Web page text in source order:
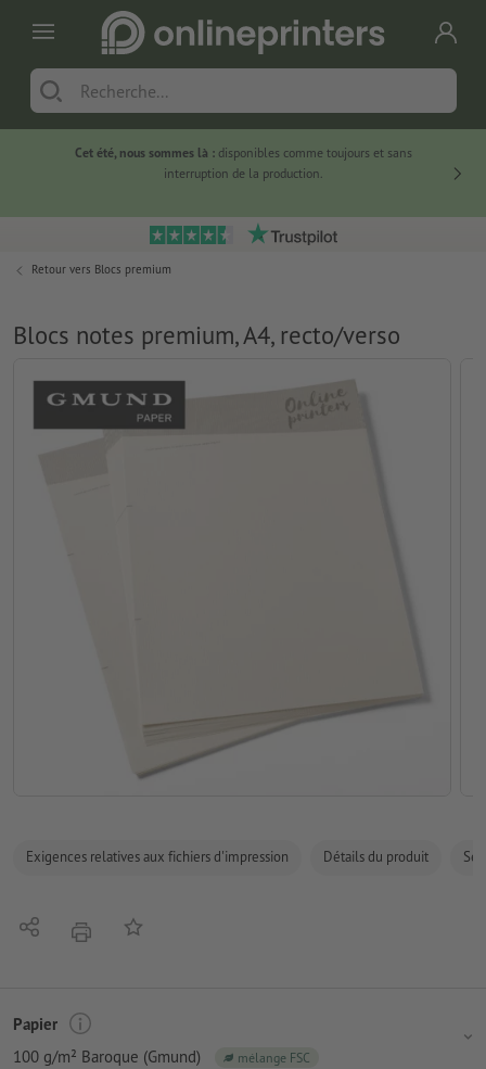
Cet été, nous sommes là :disponibles comme toujours et sans
interruption de la production.
Retour vers Blocs premium
Blocs notes premium, A4, recto/verso
Exigences relatives aux fichiers d'impression Détails du produit
PartagerimprimerAjouter à liste d'article
Papier
100 g/m² Baroque (Gmund)
mélange FSC